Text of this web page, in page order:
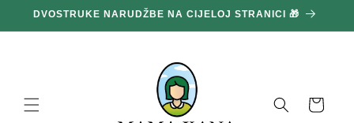
na
sadržaj
DVOSTRUKE NARUDŽBE NA CIJELOJ STRANICI 🎁
Košara